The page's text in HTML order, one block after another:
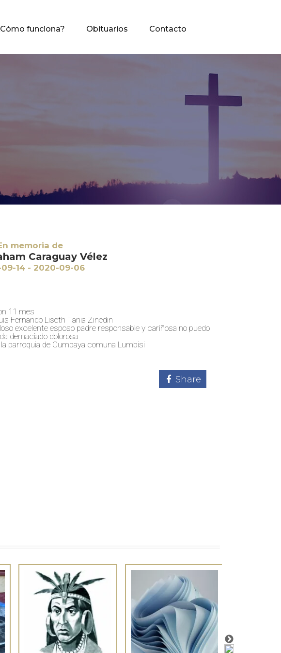
funciona? Obituarios Contacto
memoria de
Caraguay Vélez
14 - 2020-09-06
11 mes
Fernando Liseth Tania Zinedin
excelente esposo padre responsable y cariñosa no puedo
demaciado dolorosa
parroquia de Cumbaya comuna Lumbisi
Share